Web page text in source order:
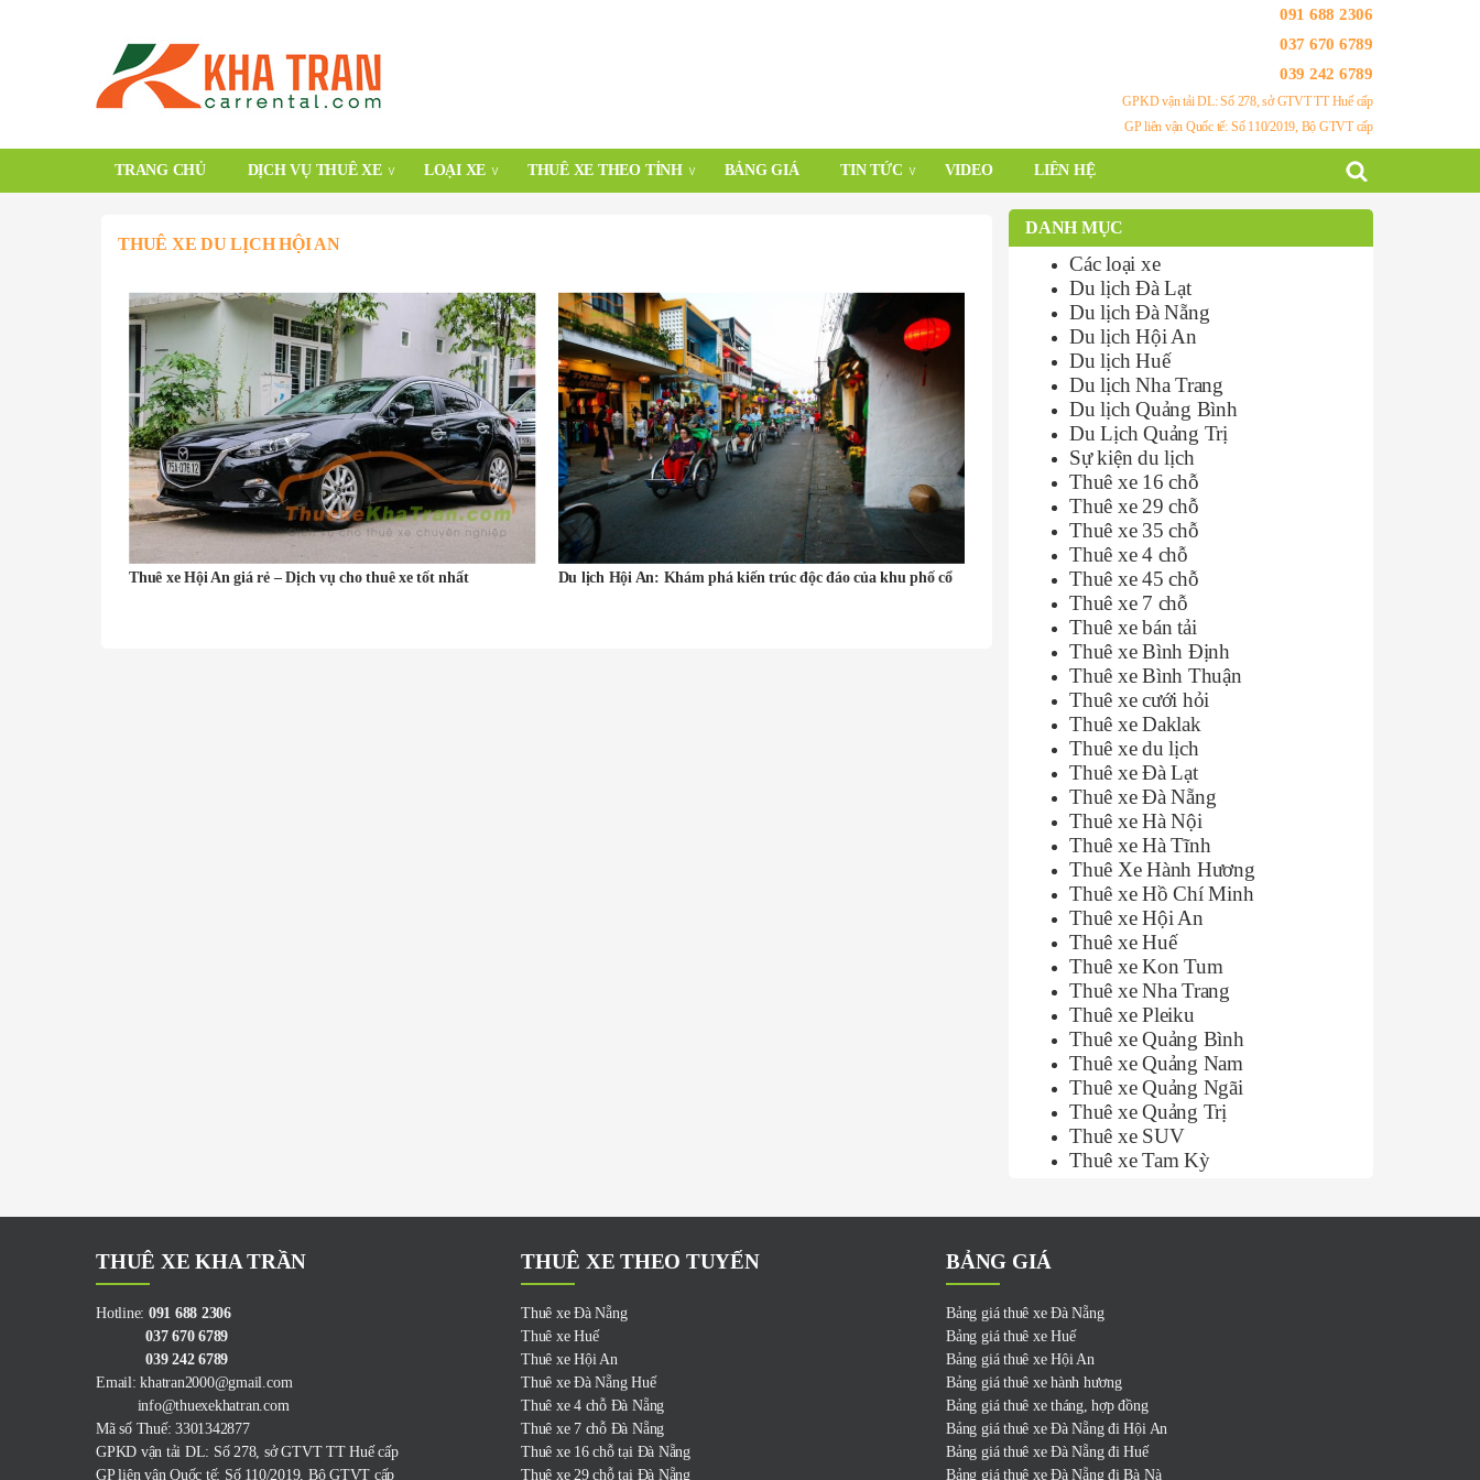
091 688 2306
037 670 6789
039 242 6789
GPKD vận tải DL: Số 278, sở GTVT TT Huế cấp
GP liên vận Quốc tế: Số 110/2019, Bộ GTVT cấp
TRANG CHỦ DỊCH VỤ THUÊ XE LOẠI XE THUÊ XE THEO TỈNH BẢNG GIÁ TIN TỨC VIDEO LIÊN HỆ
THUÊ XE DU LỊCH HỘI AN
Thuê xe Hội An giá rẻ – Dịch vụ cho thuê xe tốt nhất Du lịch Hội An: Khám phá kiến trúc độc đáo của khu phố cổ
DANH MỤC
Các loại xe
Du lịch Đà Lạt
Du lịch Đà Nẵng
Du lịch Hội An
Du lịch Huế
Du lịch Nha Trang
Du lịch Quảng Bình
Du Lịch Quảng Trị
Sự kiện du lịch
Thuê xe 16 chỗ
Thuê xe 29 chỗ
Thuê xe 35 chỗ
Thuê xe 4 chỗ
Thuê xe 45 chỗ
Thuê xe 7 chỗ
Thuê xe bán tải
Thuê xe Bình Định
Thuê xe Bình Thuận
Thuê xe cưới hỏi
Thuê xe Daklak
Thuê xe du lịch
Thuê xe Đà Lạt
Thuê xe Đà Nẵng
Thuê xe Hà Nội
Thuê xe Hà Tĩnh
Thuê Xe Hành Hương
Thuê xe Hồ Chí Minh
Thuê xe Hội An
Thuê xe Huế
Thuê xe Kon Tum
Thuê xe Nha Trang
Thuê xe Pleiku
Thuê xe Quảng Bình
Thuê xe Quảng Nam
Thuê xe Quảng Ngãi
Thuê xe Quảng Trị
Thuê xe SUV
Thuê xe Tam Kỳ
THUÊ XE KHA TRẦN
Hotline: 091 688 2306
037 670 6789
039 242 6789
Email: khatran2000@gmail.com
info@thuexekhatran.com
Mã số Thuế: 3301342877
GPKD vận tải DL: Số 278, sở GTVT TT Huế cấp
GP liên vận Quốc tế: Số 110/2019, Bộ GTVT cấp
THUÊ XE THEO TUYẾN
Thuê xe Đà Nẵng
Thuê xe Huế
Thuê xe Hội An
Thuê xe Đà Nẵng Huế
Thuê xe 4 chỗ Đà Nẵng
Thuê xe 7 chỗ Đà Nẵng
Thuê xe 16 chỗ tại Đà Nẵng
Thuê xe 29 chỗ tại Đà Nẵng
BẢNG GIÁ
Bảng giá thuê xe Đà Nẵng
Bảng giá thuê xe Huế
Bảng giá thuê xe Hội An
Bảng giá thuê xe hành hương
Bảng giá thuê xe tháng, hợp đồng
Bảng giá thuê xe Đà Nẵng đi Hội An
Bảng giá thuê xe Đà Nẵng đi Huế
Bảng giá thuê xe Đà Nẵng đi Bà Nà